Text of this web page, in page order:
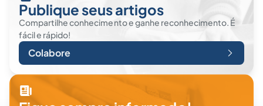
Publique seus artigos
Compartilhe conhecimento e ganhe reconhecimento. É
fácil e rápido!
Colabore